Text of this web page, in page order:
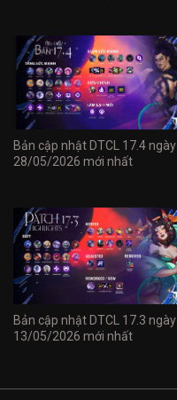
Bản cập nhật DTCL 17.4 ngày
28/05/2026 mới nhất
Bản cập nhật DTCL 17.3 ngày
13/05/2026 mới nhất